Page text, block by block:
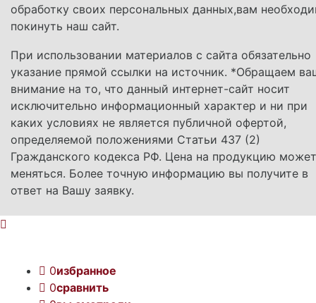
обработку своих персональных данных,вам
покинуть наш сайт.
При использовании материалов с сайта обязательно
указание прямой ссылки на источник. *Обращаем
внимание на то, что данный интернет-сайт носит
исключительно информационный характер и ни при
каких условиях не является публичной офертой,
определяемой положениями Статьи 437 (2)
Гражданского кодекса РФ. Цена на продукцию может
меняться. Более точную информацию вы получите в
ответ на Вашу заявку.
0избранное
0сравнить